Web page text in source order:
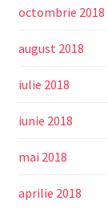
octombrie 2018
august 2018
iulie 2018
iunie 2018
mai 2018
aprilie 2018